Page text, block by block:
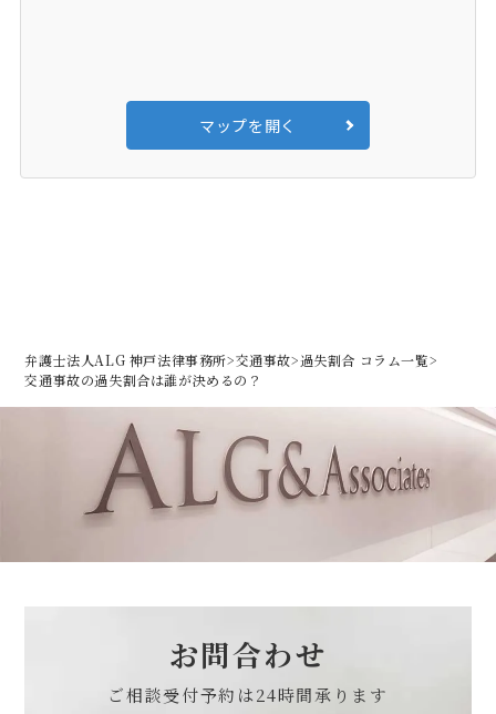
マップを開く
弁護士法人ALG 神戸法律事務所>交通事故>過失割合 コラム一覧>
交通事故の過失割合は誰が決めるの？
お問合わせ
ご相談受付予約は24時間承ります